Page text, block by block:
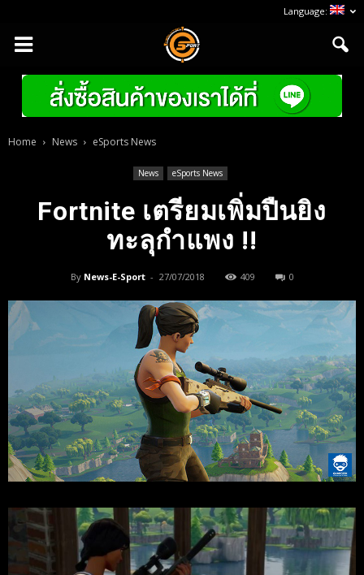
Language:
Home News eSports News
News eSports News
Fortnite เตรียมเพิ่มปืนยิง
ทะลุกำแพง !!
By News-E-Sport - 27/07/2018 409 0